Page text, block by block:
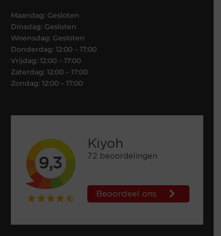
Maandag: Gesloten
Dinsdag: Gesloten
Woensdag: Gesloten
Donderdag: 12:00 – 17:00
Vrijdag: 12:00 – 17:00
Zaterdag: 12:00 – 17:00
Zondag: 12:00 – 17:00